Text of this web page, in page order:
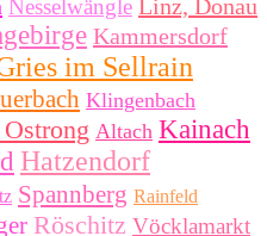
Nesselwängle Linz, Donau
Kammersdorf
im Sellrain
Klingenbach
Altach Kainach
Hatzendorf
Spannberg Rainfeld
Röschitz Vöcklamarkt